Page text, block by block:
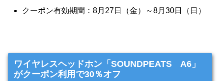
クーポン有効期間：8月27日（金）～8月30日（日）
ワイヤレスヘッドホン「SOUNDPEATS A6」
がクーポン利用で30％オフ